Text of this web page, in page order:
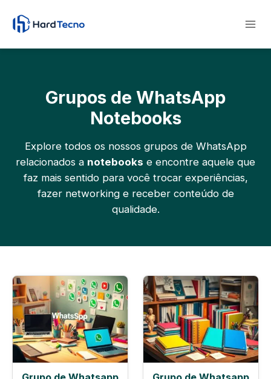
para
Conteúdo
Grupos de WhatsApp
Notebooks
Explore todos os nossos grupos de WhatsApp
relacionados a notebooks e encontre aquele que
faz mais sentido para você trocar experiências,
fazer networking e receber conteúdo de
qualidade.